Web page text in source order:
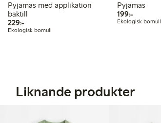
Pyjamas med applikation
baktill
229:-229,00 kr
Ekologisk bomull
Pyjamas
199:-199,00 kr
Ekologisk bomull
Liknande produkter